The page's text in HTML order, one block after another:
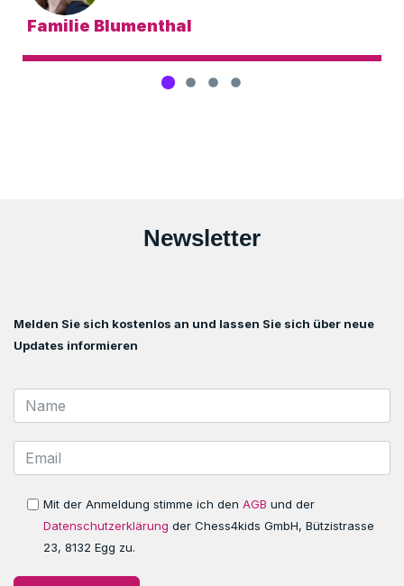
Familie Blumenthal
Newsletter
Melden Sie sich kostenlos an und lassen Sie sich über neue
Updates informieren
Mit der Anmeldung stimme ich den AGB und der
Datenschutzerklärung der Chess4kids GmbH, Bützistrasse
23, 8132 Egg zu.